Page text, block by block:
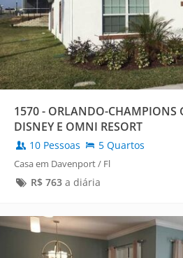
1570 - ORLANDO-CHAMPIONS
DISNEY E OMNI RESORT
10 Pessoas 5 Quartos
Casa em Davenport / Fl
R$ 763a diária